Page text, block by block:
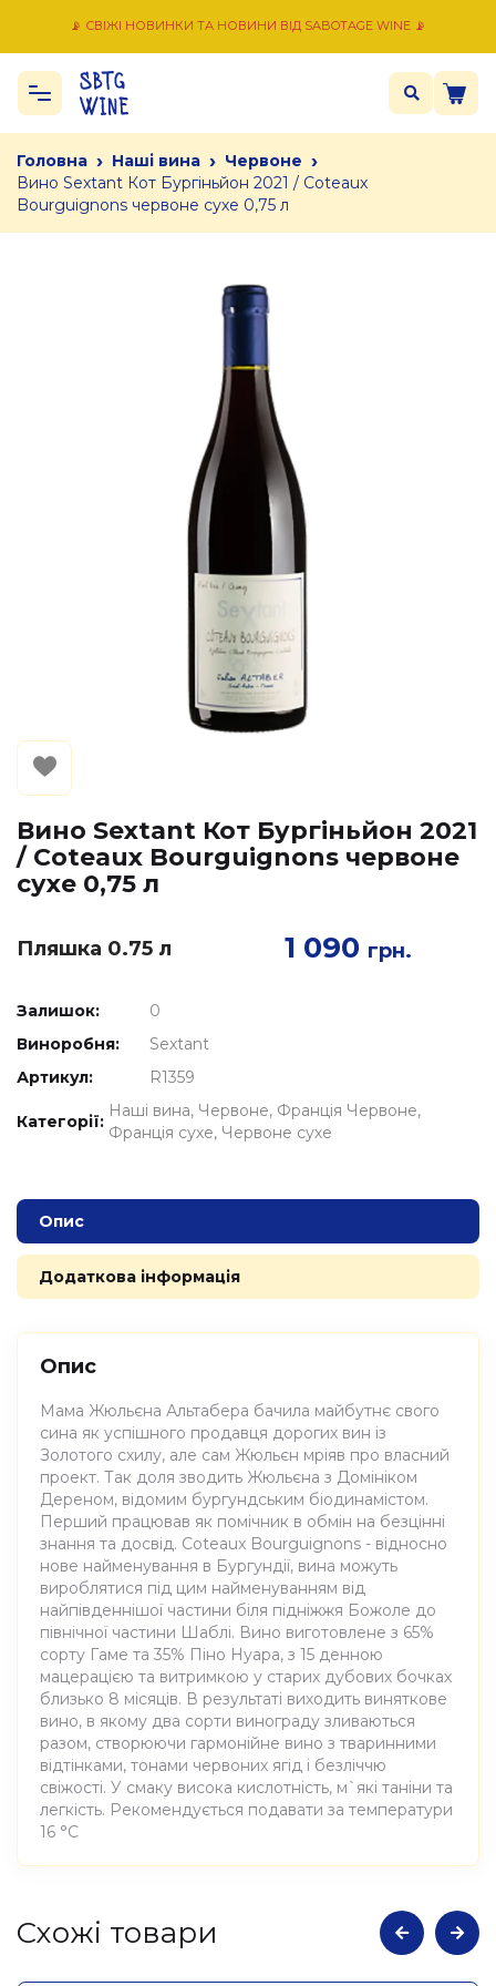
📡 СВІЖІ НОВИНКИ ТА НОВИНИ ВІД SABOTAGE WINE 📡
Головна › Наші вина › Червоне ›
Вино Sextant Кот Бургіньйон 2021 / Coteaux
Bourguignons червоне сухе 0,75 л
Вино Sextant Кот Бургіньйон 2021
/ Coteaux Bourguignons червоне
сухе 0,75 л
Пляшка 0.75 л 1 090 грн.
Залишок:
0
Виноробня:
Sextant
Артикул:
R1359
Категорії:
Наші вина Червоне Франція Червоне
Франція сухе Червоне сухе
Опис
Додаткова інформація
Опис
Мама Жюльєна Альтабера бачила майбутнє свого
сина як успішного продавця дорогих вин із
Золотого схилу, але сам Жюльєн мріяв про власний
проект. Так доля зводить Жюльєна з Домініком
Дереном, відомим бургундським біодинамістом.
Перший працював як помічник в обмін на безцінні
знання та досвід. Coteaux Bourguignons - відносно
нове найменування в Бургундії, вина можуть
вироблятися під цим найменуванням від
найпівденнішої частини біля підніжжя Божоле до
північної частини Шаблі. Вино виготовлене з 65%
сорту Гаме та 35% Піно Нуара, з 15 денною
мацерацією та витримкою у старих дубових бочках
близько 8 місяців. В результаті виходить виняткове
вино, в якому два сорти винограду зливаються
разом, створюючи гармонійне вино з тваринними
відтінками, тонами червоних ягід і безліччю
свіжості. У смаку висока кислотність, м`які таніни та
легкість. Рекомендується подавати за температури
16 °C
Атрибути
Cхожі товари